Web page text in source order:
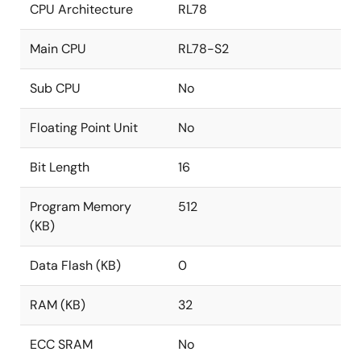
CPU Architecture RL78
Main CPU RL78-S2
Sub CPU No
Floating Point Unit No
Bit Length 16
Program Memory
(KB)
512
Data Flash (KB) 0
RAM (KB) 32
ECC SRAM No